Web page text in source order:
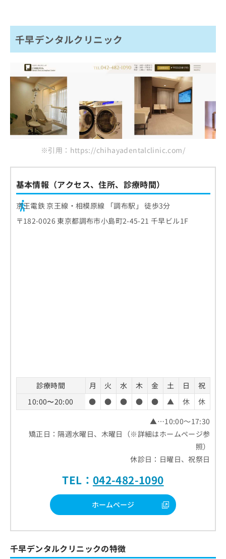
千早デンタルクリニック
※引用：https://chihayadentalclinic.com/
基本情報（アクセス、住所、診療時間）
京王電鉄 京王線・相模原線 「調布駅」 徒歩3分
〒182-0026 東京都調布市小島町2-45-21 千早ビル1F
診療時間 月 火 水 木 金 土 日
祝
10:00〜20:00
● ● ● ● ● ▲ 休
休
▲…10:00～17:30
矯正日：隔週水曜日、木曜日（※詳細はホームページ参
照）
休診日：日曜日、祝祭日
TEL： 042-482-1090
ホームページ
千早デンタルクリニックの特徴